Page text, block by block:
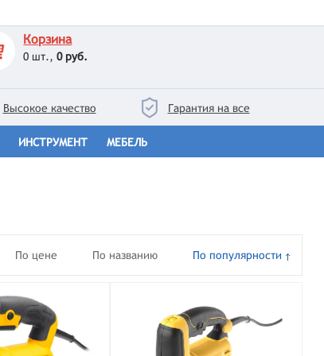
Корзина
0 шт.,0 руб.
Высокое качество Гарантия на все
ИНСТРУМЕНТ МЕБЕЛЬ
По цене По названию По популярности